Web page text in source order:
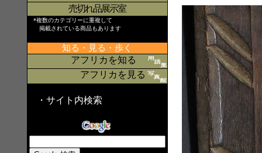
売切れ品展示室
*複数のカテゴリーに重複して
掲載されている商品もあります
知る・見る・歩く
アフリカを知る
アフリカを見る
・サイト内検索